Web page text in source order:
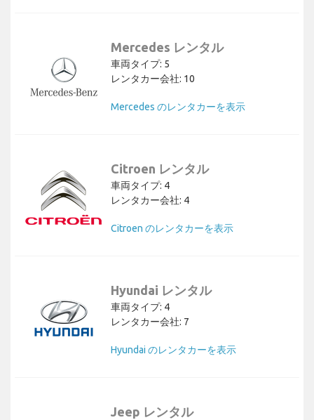
Mercedes レンタル
車両タイプ: 5
レンタカー会社: 10
Mercedes のレンタカーを表示
Citroen レンタル
車両タイプ: 4
レンタカー会社: 4
Citroen のレンタカーを表示
Hyundai レンタル
車両タイプ: 4
レンタカー会社: 7
Hyundai のレンタカーを表示
Jeep レンタル